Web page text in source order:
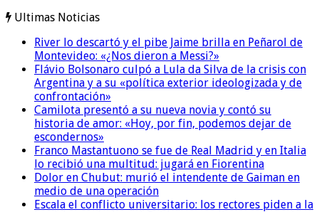
Ultimas Noticias
River lo descartó y el pibe Jaime brilla en Peñarol de
Montevideo: «¿Nos dieron a Messi?»
Flávio Bolsonaro culpó a Lula da Silva de la crisis con
Argentina y a su «política exterior ideologizada y de
confrontación»
Camilota presentó a su nueva novia y contó su
historia de amor: «Hoy, por fin, podemos dejar de
escondernos»
Franco Mastantuono se fue de Real Madrid y en Italia
lo recibió una multitud: jugará en Fiorentina
Dolor en Chubut: murió el intendente de Gaiman en
medio de una operación
Escala el conflicto universitario: los rectores piden a la